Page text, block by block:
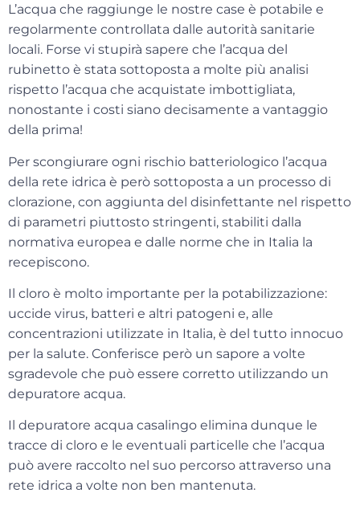
L’acqua che raggiunge le nostre case è potabile e
regolarmente controllata dalle autorità sanitarie
locali. Forse vi stupirà sapere che l’acqua del
rubinetto è stata sottoposta a molte più analisi
rispetto l’acqua che acquistate imbottigliata,
nonostante i costi siano decisamente a vantaggio
della prima!
Per scongiurare ogni rischio batteriologico l’acqua
della rete idrica è però sottoposta a un processo di
clorazione, con aggiunta del disinfettante nel rispetto
di parametri piuttosto stringenti, stabiliti dalla
normativa europea e dalle norme che in Italia la
recepiscono.
Il cloro è molto importante per la potabilizzazione:
uccide virus, batteri e altri patogeni e, alle
concentrazioni utilizzate in Italia, è del tutto innocuo
per la salute. Conferisce però un sapore a volte
sgradevole che può essere corretto utilizzando un
depuratore acqua.
Il depuratore acqua casalingo elimina dunque le
tracce di cloro e le eventuali particelle che l’acqua
può avere raccolto nel suo percorso attraverso una
rete idrica a volte non ben mantenuta.